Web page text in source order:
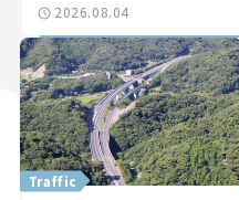
2026.08.04
Traffic